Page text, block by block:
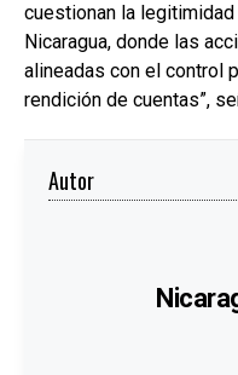
cuestionan la
Nicaragua, donde las
alineadas con el control
rendición de cuentas”,
Autor